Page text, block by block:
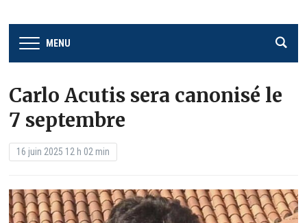
MENU
Carlo Acutis sera canonisé le
7 septembre
16 juin 2025 12 h 02 min